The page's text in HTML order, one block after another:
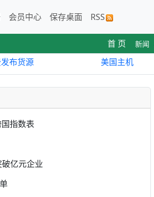
会员中心 保存桌面 RSS
首 页 新闻
布货源 美国主机
指数表
亿元企业